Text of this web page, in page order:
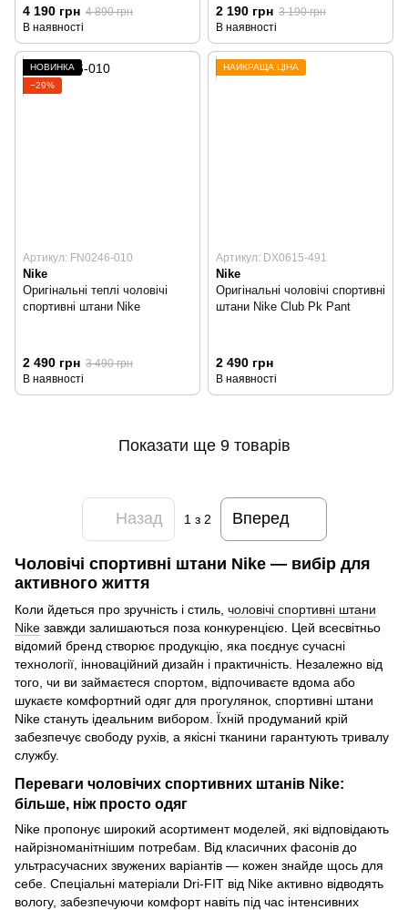
4 190 грн 4 890 грн
В наявності
2 190 грн 3 190 грн
В наявності
НОВИНКА
−29%
Артикул: FN0246-010
Nike
Оригінальні теплі чоловічі
спортивні штани Nike
2 490 грн 3 490 грн
В наявності
НАЙКРАЩА ЦІНА
Артикул: DX0615-491
Nike
Оригінальні чоловічі спортивні
штани Nike Club Pk Pant
2 490 грн
В наявності
Показати ще 9 товарів
Назад 1 з 2 Вперед
Чоловічі спортивні штани Nike — вибір для
активного життя
Коли йдеться про зручність і стиль, чоловічі спортивні штани
Nike завжди залишаються поза конкуренцією. Цей всесвітньо
відомий бренд створює продукцію, яка поєднує сучасні
технології, інноваційний дизайн і практичність. Незалежно від
того, чи ви займаєтеся спортом, відпочиваєте вдома або
шукаєте комфортний одяг для прогулянок, спортивні штани
Nike стануть ідеальним вибором. Їхній продуманий крій
забезпечує свободу рухів, а якісні тканини гарантують тривалу
службу.
Переваги чоловічих спортивних штанів Nike:
більше, ніж просто одяг
Nike пропонує широкий асортимент моделей, які відповідають
найрізноманітнішим потребам. Від класичних фасонів до
ультрасучасних звужених варіантів — кожен знайде щось для
себе. Спеціальні матеріали Dri-FIT від Nike активно відводять
вологу, забезпечуючи комфорт навіть під час інтенсивних